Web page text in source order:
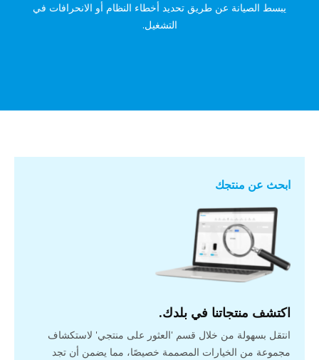
يبسط الصيانة عن طريق تحديد أخطاء النظام أو الانحرافات في
التشغيل.
ابحث عن منتجك
اكتشف منتجاتنا في بلدك.
انتقل بسهولة من خلال قسم 'العثور على منتجي' لاستكشاف
مجموعة من الخيارات المصممة خصيصًا، مما يضمن أن تجد